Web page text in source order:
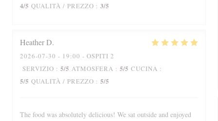
4/5 QUALITÀ / PREZZO : 3/5
HeatherD
2026-07-30 - 19:00 - OSPITI 2
SERVIZIO : 5/5 ATMOSFERA : 5/5 CUCINA :
5/5 QUALITÀ / PREZZO : 5/5
The food was absolutely delicious! We sat outside and enjoyed